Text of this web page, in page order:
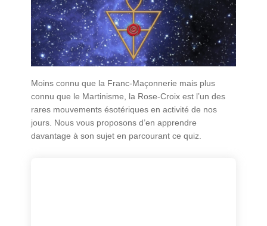
Moins connu que la Franc-Maçonnerie mais plus
connu que le Martinisme, la Rose-Croix est l’un des
rares mouvements ésotériques en activité de nos
jours. Nous vous proposons d’en apprendre
davantage à son sujet en parcourant ce quiz.